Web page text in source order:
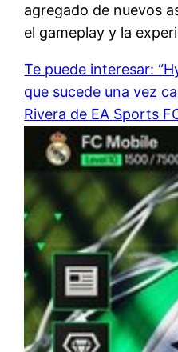
agregado de nuevos
el gameplay y la
Te puede interesar:
que sucede una vez
Rivera de EA Sports